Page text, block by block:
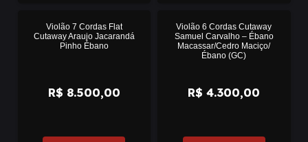
Violão 7 Cordas Flat
Cutaway Araujo Jacarandá
Pinho Ébano
R$ 8.500,00
Pronta
Entrega
Violão 6 Cordas Cutaway
Samuel Carvalho – Ébano
Macassar/Cedro Maciço/
Ébano (GC)
R$ 4.300,00